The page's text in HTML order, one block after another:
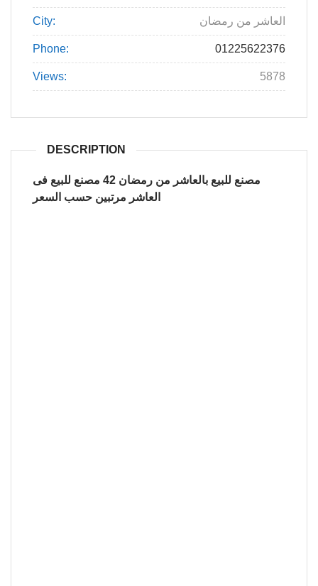
City: العاشر من رمضان
Phone: 01225622376
Views: 5878
DESCRIPTION
مصنع للبيع بالعاشر من رمضان 42 مصنع للبيع فى
العاشر مرتبين حسب السعر